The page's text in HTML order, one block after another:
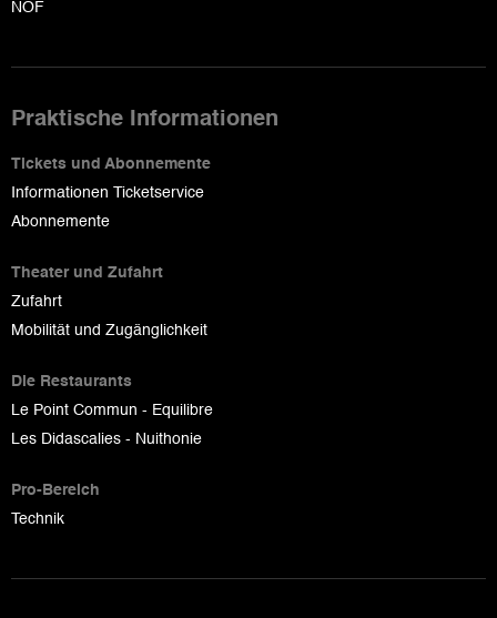
NOF
Praktische Informationen
Tickets und Abonnemente
Informationen Ticketservice
Abonnemente
Theater und Zufahrt
Zufahrt
Mobilität und Zugänglichkeit
Die Restaurants
Le Point Commun - Equilibre
Les Didascalies - Nuithonie
Pro-Bereich
Technik